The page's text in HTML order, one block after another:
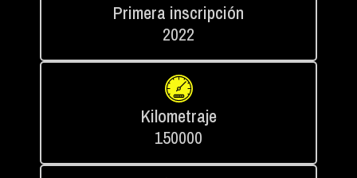
Primera inscripción
2022
Kilometraje
150000